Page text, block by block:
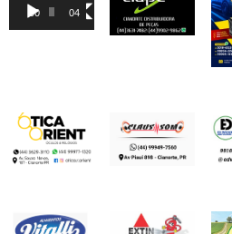
vídeo
00:00 04:46